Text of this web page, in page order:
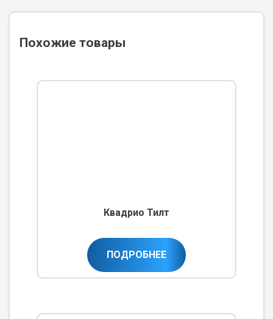
Похожие товары
Квадрио Тилт
ПОДРОБНЕЕ